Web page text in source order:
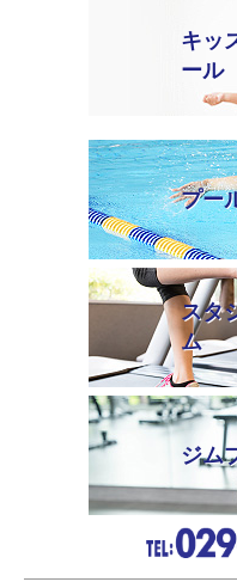
キッ
ール
プー
スタ
ム
ジム